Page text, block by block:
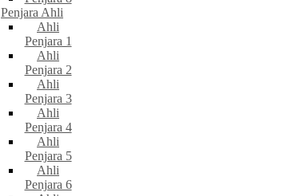
Penjara Ahli
Ahli
Penjara 1
Ahli
Penjara 2
Ahli
Penjara 3
Ahli
Penjara 4
Ahli
Penjara 5
Ahli
Penjara 6